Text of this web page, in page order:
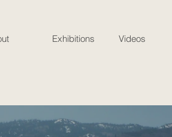
Exhibitions Videos